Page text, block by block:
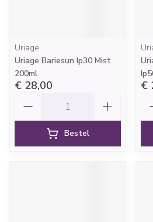
Uriage
Uriage Bariesun Ip30 Mist
200ml
€ 28,00
Bestel
€